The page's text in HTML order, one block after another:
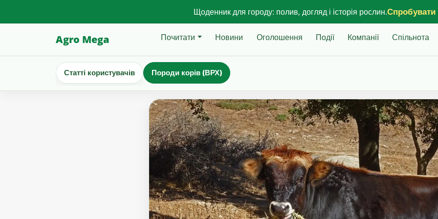
Щоденник для городу: полив, догляд і історія рослин.
Agro Mega Почитати Новини Оголошення Події Компанії Спільнота
Статті користувачів Породи корів (ВРХ)